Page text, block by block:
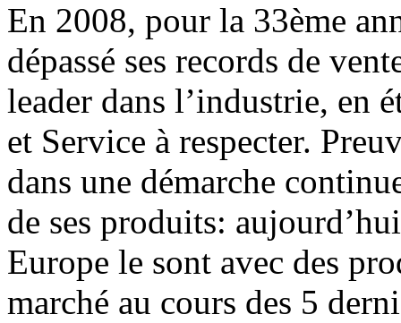
En 2008, pour la 33ème
dépassé ses records de
leader dans l’industrie, en
et Service à respecter.
dans une démarche
de ses produits:
Europe le sont avec des
marché au cours des 5